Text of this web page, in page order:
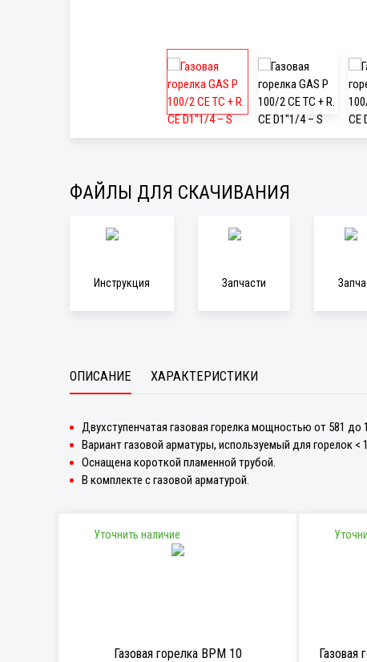
ФАЙЛЫ ДЛЯ СКАЧИВАНИЯ
Инструкция Запчасти
ОПИСАНИЕ ХАРАКТЕРИСТИКИ
Двухступенчатая газовая горелка мощностью от 581 до
Вариант газовой арматуры, используемый для горелок
Оснащена короткой пламенной трубой.
В комплекте с газовой арматурой.
Уточнить наличие
Газовая горелка BPM 10
Газовая